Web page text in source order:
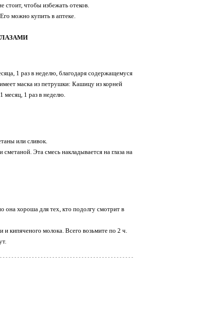
стоит, чтобы избежать отеков.
можно купить в аптеке.
1 раз в неделю, благодаря содержащемуся
маска из петрушки: Кашицу из корней
месяц, 1 раз в неделю.
или сливок.
Эта смесь накладывается на глаза на
она хороша для тех, кто подолгу смотрит в
кипяченого молока. Всего возьмите по 2 ч.